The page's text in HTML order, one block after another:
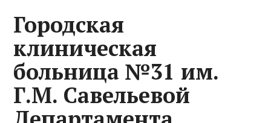
Городская
клиническая
больница №31 им.
Г.М. Савельевой